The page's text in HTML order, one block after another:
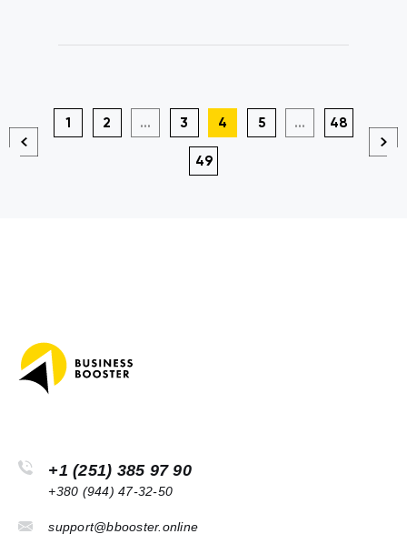
1 2 ... 3 4 5 ... 48
49
+1 (251) 385 97 90
+380 (944) 47-32-50
support@bbooster.online